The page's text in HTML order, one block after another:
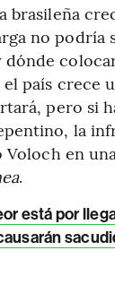
brasileña
no podría
dónde
el país crece
pero si
la
Voloch en
.
está por